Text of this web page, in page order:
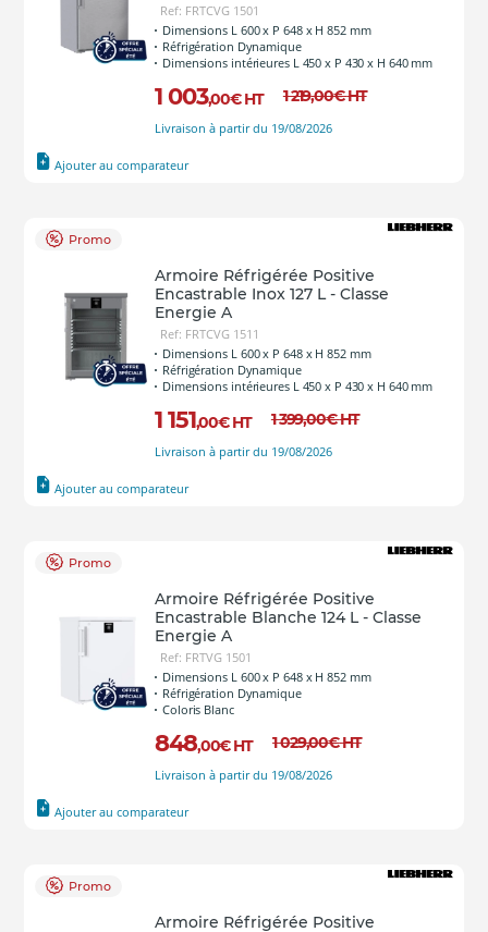
Ref: FRTCVG 1501
Dimensions L 600 x P 648 x H 852 mm
Réfrigération Dynamique
Dimensions intérieures L 450 x P 430 x H 640 mm
1 003,00€ HT 1 219,00€HT
Livraison à partir du 19/08/2026
Ajouter au comparateur
Promo
Armoire Réfrigérée Positive
Encastrable Inox 127 L - Classe
Energie A
Ref: FRTCVG 1511
Dimensions L 600 x P 648 x H 852 mm
Réfrigération Dynamique
Dimensions intérieures L 450 x P 430 x H 640 mm
1 151,00€ HT 1 399,00€HT
Livraison à partir du 19/08/2026
Ajouter au comparateur
Promo
Armoire Réfrigérée Positive
Encastrable Blanche 124 L - Classe
Energie A
Ref: FRTVG 1501
Dimensions L 600 x P 648 x H 852 mm
Réfrigération Dynamique
Coloris Blanc
848,00€ HT 1 029,00€HT
Livraison à partir du 19/08/2026
Ajouter au comparateur
Promo
Armoire Réfrigérée Positive